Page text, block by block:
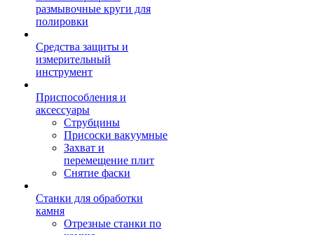
размывочные круги для
полировки
Средства защиты и
измерительный
инструмент
Приспособления и
аксессуары
Струбцины
Присоски вакуумные
Захват и
перемещение плит
Снятие фаски
Станки для обработки
камня
Отрезные станки по